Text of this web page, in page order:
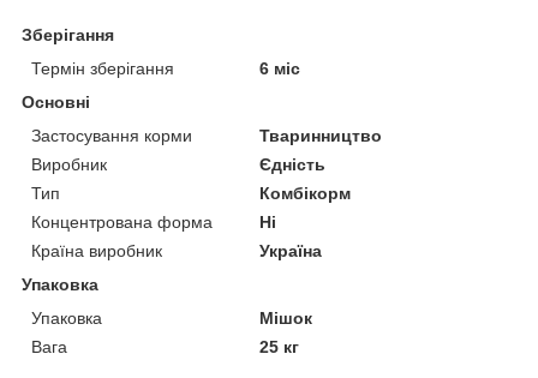
Зберігання
Термін зберігання
6 міс
Основні
Застосування корми
Тваринництво
Виробник
Єдність
Тип
Комбікорм
Концентрована форма
Ні
Країна виробник
Україна
Упаковка
Упаковка
Мішок
Вага
25 кг